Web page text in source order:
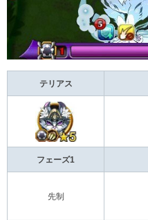
テリアス
フェーズ1
先制